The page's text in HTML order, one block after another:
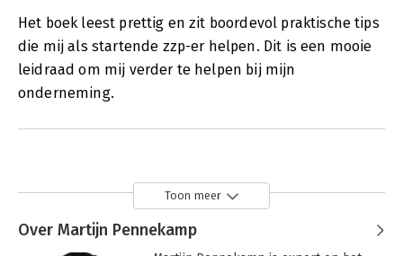
Het boek leest prettig en zit boordevol praktische tips
die mij als startende zzp-er helpen. Dit is een mooie
leidraad om mij verder te helpen bij mijn
onderneming.
Toon meer
Over Martijn Pennekamp